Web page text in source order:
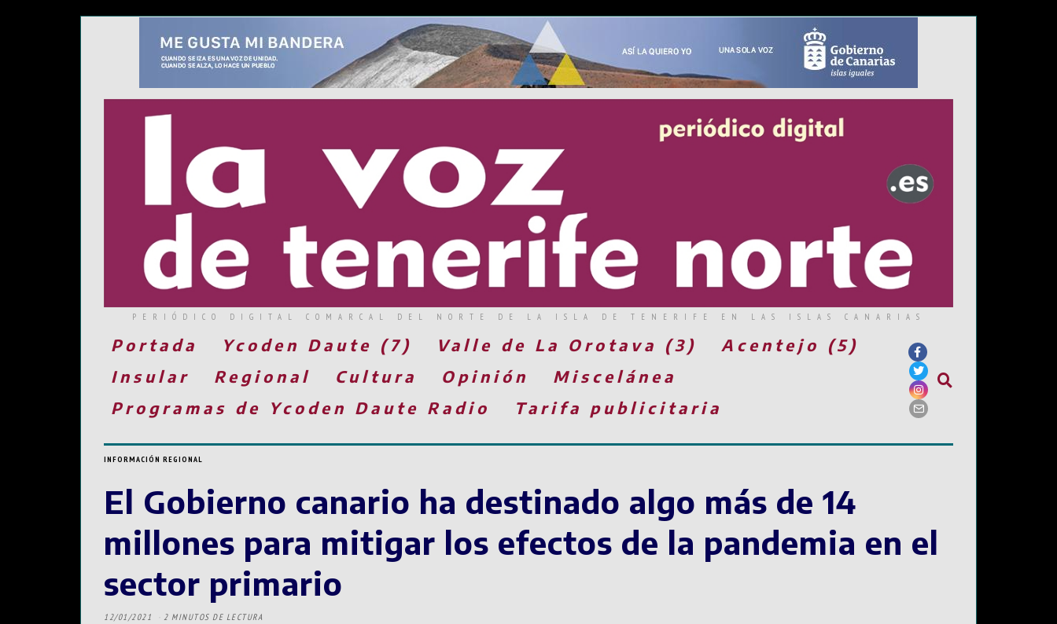
PERIÓDICO DIGITAL COMARCAL DEL NORTE DE LA ISLA DE TENERIFE EN LAS ISLAS CANARIAS
Portada Ycoden Daute (7) Valle de La Orotava (3)
Acentejo (5)
Insular
Regional Cultura Opinión
Miscelánea
Programas de Ycoden Daute Radio
Tarifa publicitaria
INFORMACIÓN REGIONAL
El Gobierno canario ha destinado algo más de 14
millones para mitigar los efectos de la pandemia en el
sector primario
12/01/2021 2 MINUTOS DE LECTURA